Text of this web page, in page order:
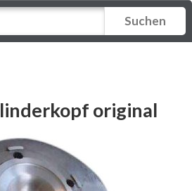
Suchen
original